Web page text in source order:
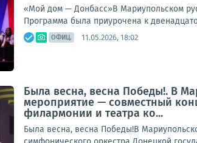
«Мой дом — Донбасс»В Мариупольском
Программа была приурочена к
ОФИЦ. 11.05.2026, 18:02
Была весна, весна Победы!. В
мероприятие — совместный
филармонии и театра ко...
Была весна, весна Победы!В